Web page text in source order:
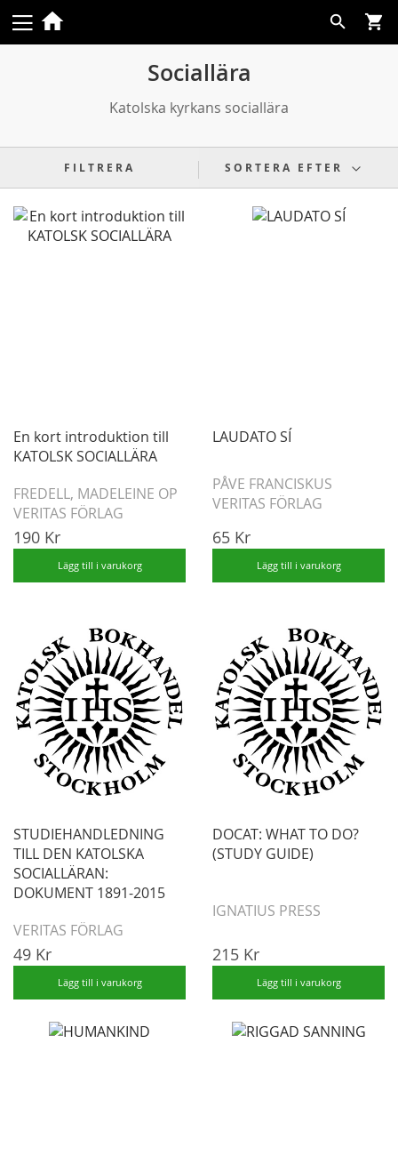
Skip
to
Search
Sociallära
Katolska kyrkans sociallära
FILTRERA SORTERA EFTER
En kort introduktion till
KATOLSK SOCIALLÄRA
FREDELL, MADELEINE OP
VERITAS FÖRLAG
190 Kr
Lägg till i varukorg
LAUDATO SÍ
PÅVE FRANCISKUS
VERITAS FÖRLAG
65 Kr
Lägg till i varukorg
STUDIEHANDLEDNING
TILL DEN KATOLSKA
SOCIALLÄRAN:
DOKUMENT 1891-2015
VERITAS FÖRLAG
49 Kr
Lägg till i varukorg
DOCAT: WHAT TO DO?
(STUDY GUIDE)
IGNATIUS PRESS
215 Kr
Lägg till i varukorg